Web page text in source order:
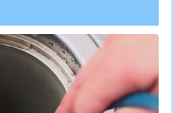
管・銅
で)
44,000円
管・銅
え)
+8,800円
+3,300円
33,000円
8,800円